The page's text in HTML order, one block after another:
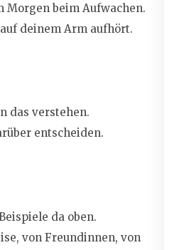
Morgen beim Aufwachen.
deinem Arm aufhört.
das verstehen.
entscheiden.
da oben.
von Freundinnen, von